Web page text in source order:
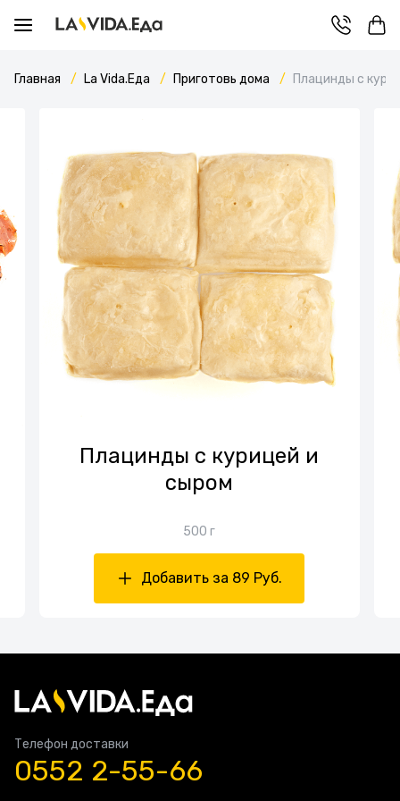
Главная La Vida.Еда Приготовь дома Плацинды с
Плацинды с курицей и
сыром
500 г
Добавить за 89 Руб.
Телефон доставки
0552 2-55-66